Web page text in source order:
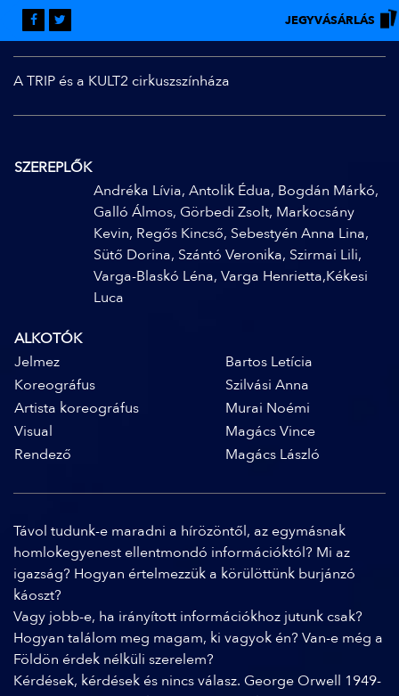
JEGYVÁSÁRLÁS
A TRIP és a KULT2 cirkuszszínháza
SZEREPLŐK
Andréka Lívia, Antolik Édua, Bogdán Márkó,
Galló Álmos, Görbedi Zsolt, Markocsány
Kevin, Regős Kincső, Sebestyén Anna Lina,
Sütő Dorina, Szántó Veronika, Szirmai Lili,
Varga-Blaskó Léna, Varga Henrietta,Kékesi
Luca
ALKOTÓK
Jelmez
Bartos Letícia
Koreográfus
Szilvási Anna
Artista koreográfus
Murai Noémi
Visual
Magács Vince
Rendező
Magács László
Távol tudunk-e maradni a hírözöntől, az egymásnak
homlokegyenest ellentmondó információktól? Mi az
igazság? Hogyan értelmezzük a körülöttünk burjánzó
káoszt?
Vagy jobb-e, ha irányított információkhoz jutunk csak?
Hogyan találom meg magam, ki vagyok én? Van-e még a
Földön érdek nélküli szerelem?
Kérdések, kérdések és nincs válasz. George Orwell 1949-